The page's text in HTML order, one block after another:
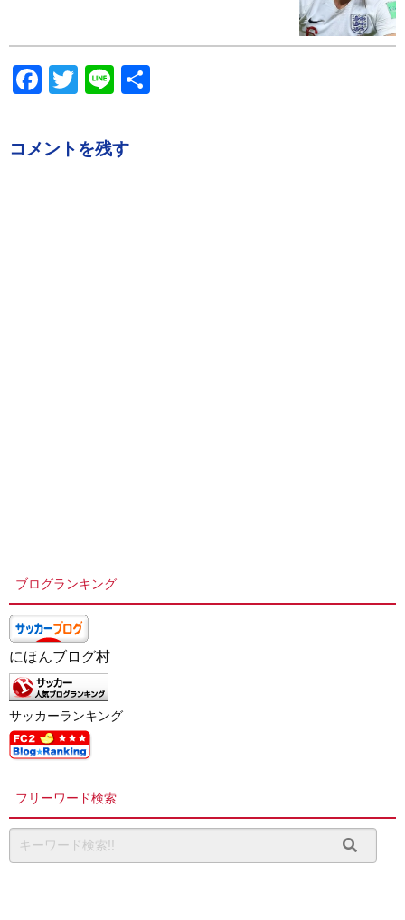
Facebook
Twitter
Line
有
コメントを残す
ブログランキング
にほんブログ村
サッカーランキング
フリーワード検索